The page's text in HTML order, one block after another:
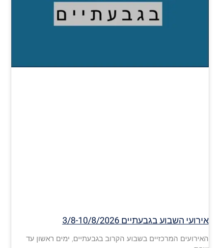
אירועי השבוע בגבעתיים 3/8-10/8/2026
האירועים המרכזיים בשבוע הקרוב בגבעתיים, ימים ראשון עד